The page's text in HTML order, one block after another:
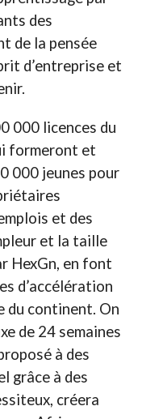
des
de la pensée
d’entreprise et
000 licences du
formeront et
000 jeunes pour
et des
et la taille
HexGn, en font
d’accélération
du continent. On
de 24 semaines
à des
grâce à des
créera